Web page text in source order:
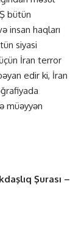
bütün
insan haqları
siyasi
İran terror
edir ki, İran
müəyyən
Şurası –